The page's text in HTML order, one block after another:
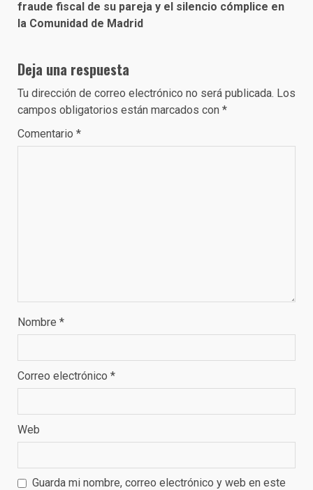
fraude fiscal de su pareja y el silencio cómplice en
la Comunidad de Madrid
Deja una respuesta
Tu dirección de correo electrónico no será publicada. Los
campos obligatorios están marcados con *
Comentario *
Nombre *
Correo electrónico *
Web
Guarda mi nombre, correo electrónico y web en este